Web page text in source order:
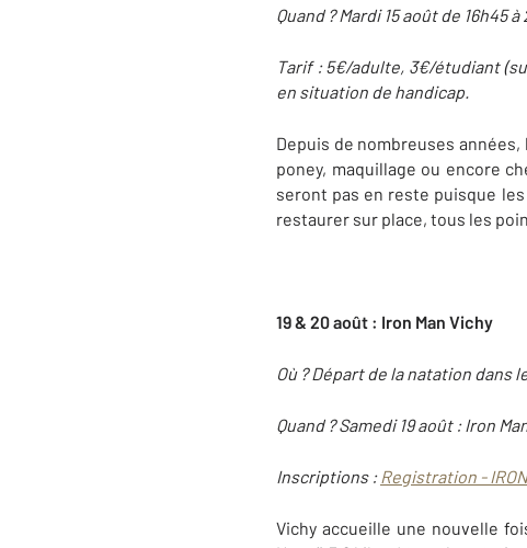
Quand ? Mardi 15 août de 16h45 à
Tarif : 5€/adulte, 3€/étudiant
en situation de handicap.
Depuis de nombreuses
poney, maquillage ou encore
seront pas en reste puisque
restaurer sur place, tous les
19 & 20 août : Iron Man Vichy
Où ? Départ de la natation dans
Quand ? Samedi 19 août : Iron
Inscriptions : Registration -
Vichy accueille une nouvelle